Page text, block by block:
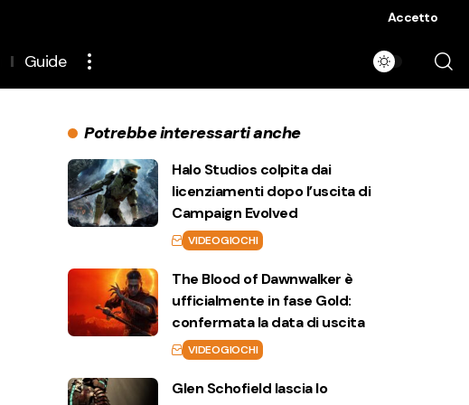
Accetto
Guide
Potrebbe interessarti anche
Halo Studios colpita dai
licenziamenti dopo l’uscita di
Campaign Evolved
VIDEOGIOCHI
The Blood of Dawnwalker è
ufficialmente in fase Gold:
confermata la data di uscita
VIDEOGIOCHI
Glen Schofield lascia lo